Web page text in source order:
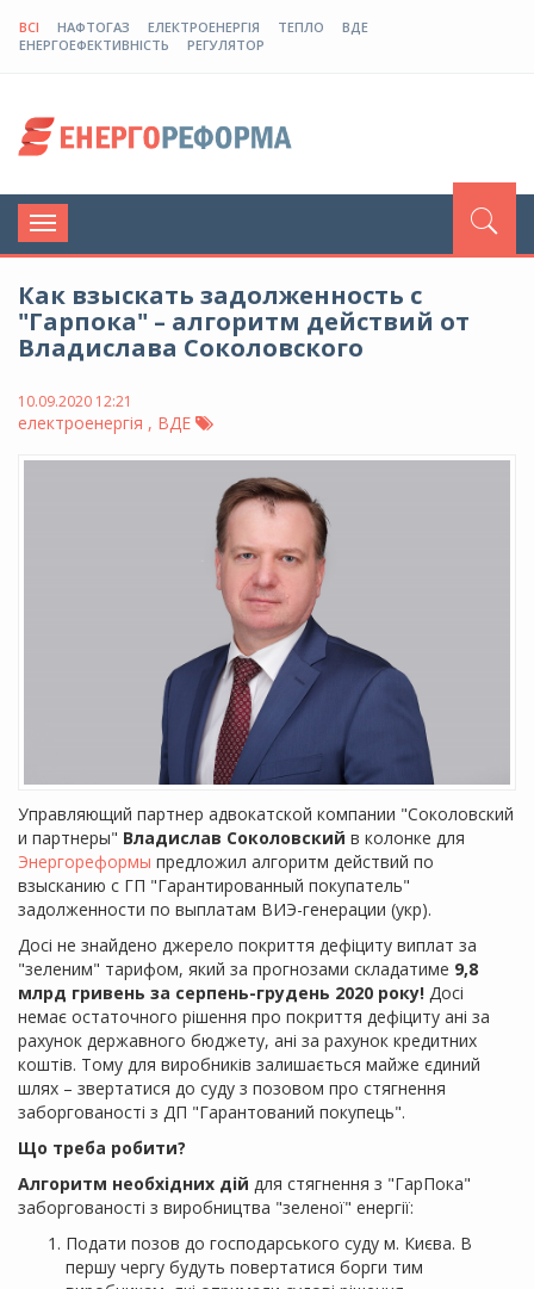
ВСІ НАФТОГАЗ ЕЛЕКТРОЕНЕРГІЯ ТЕПЛО
ВДЕ
ЕНЕРГОЕФЕКТИВНІСТЬ
РЕГУЛЯТОР
Toggle
navigation
Как взыскать задолженность с
"Гарпока" – алгоритм действий от
Владислава Соколовского
10.09.2020 12:21
електроенергія , ВДЕ
Управляющий партнер адвокатской компании "Соколовский
и партнеры" Владислав Соколовский в колонке для
Энергореформы предложил алгоритм действий по
взысканию с ГП "Гарантированный покупатель"
задолженности по выплатам ВИЭ-генерации (укр).
Досі не знайдено джерело покриття дефіциту виплат за
"зеленим" тарифом, який за прогнозами складатиме 9,8
млрд гривень за серпень-грудень 2020 року! Досі
немає остаточного рішення про покриття дефіциту ані за
рахунок державного бюджету, ані за рахунок кредитних
коштів. Тому для виробників залишається майже єдиний
шлях – звертатися до суду з позовом про стягнення
заборгованості з ДП "Гарантований покупець".
Що треба робити?
Алгоритм необхідних дій для стягнення з "ГарПока"
заборгованості з виробництва "зеленої" енергії:
Подати позов до господарського суду м. Києва. В
першу чергу будуть повертатися борги тим